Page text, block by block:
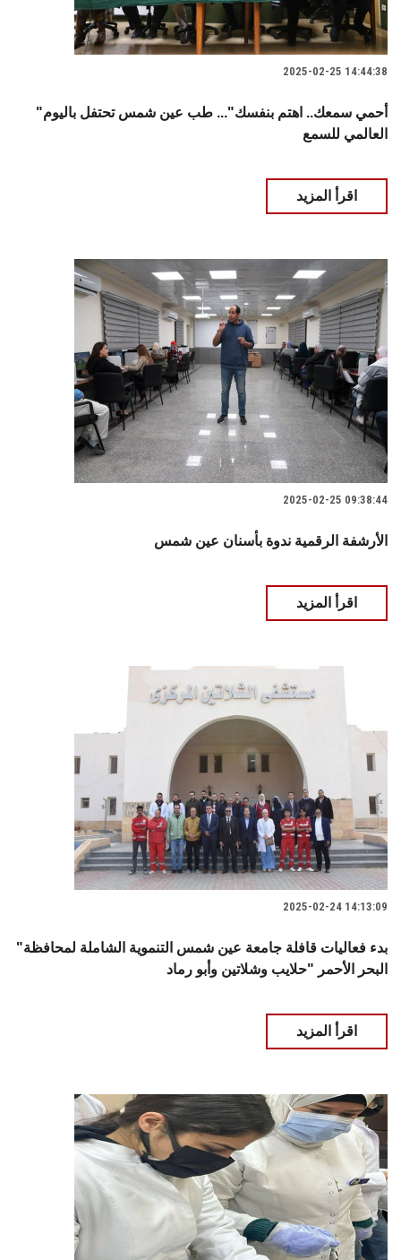
2025-02-25 14:44:38
"أحمي سمعك.. اهتم بنفسك"... طب عين شمس تحتفل باليوم
العالمي للسمع
اقرأ المزيد
2025-02-25 09:38:44
الأرشفة الرقمية ندوة بأسنان عين شمس
اقرأ المزيد
2025-02-24 14:13:09
"بدء فعاليات قافلة جامعة عين شمس التنموية الشاملة لمحافظة
البحر الأحمر "حلايب وشلاتين وأبو رماد
اقرأ المزيد